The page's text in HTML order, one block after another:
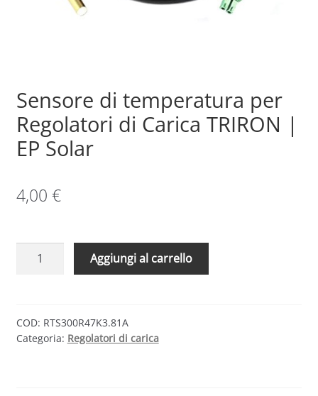
Sensore di temperatura per
Regolatori di Carica TRIRON |
EP Solar
4,00 €
Sensore
Regolatori
di
Aggiungi al carrello
COD: RTS300R47K3.81A
Categoria: Regolatori di carica